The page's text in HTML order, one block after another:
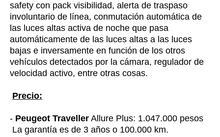
safety con pack visibilidad, a lerta de traspaso
involuntario de línea, conmutación automática de
las luces altas activa de noche que pasa
automáticamente de las luces altas a las luces
bajas e inversamente en función de los otros
vehículos detectados por la cámara, regulador de
velocidad activo, entre otras cosas.
Precio:
- Peugeot Traveller Allure Plus: 1.047.000 pesos
La garantía es de 3 años o 100.000 km.